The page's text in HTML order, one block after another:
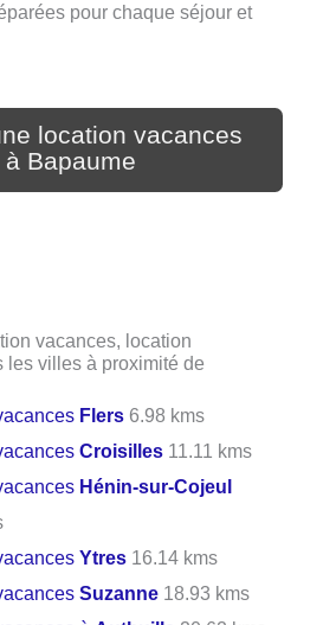
pour chaque séjour et
location vacances
à Bapaume
vacances, location
les villes à proximité de
Flers 6.98 kms
Croisilles 11.11 kms
Hénin-sur-Cojeul
Ytres 16.14 kms
Suzanne 18.93 kms